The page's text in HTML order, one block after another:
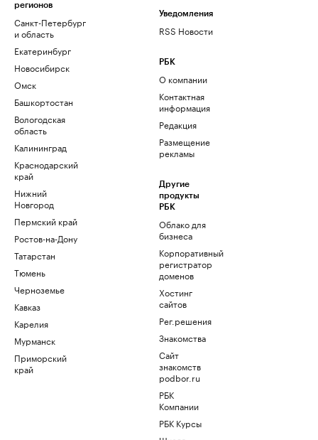
регионов
Санкт-Петербург
и область
Екатеринбург
Новосибирск
Омск
Башкортостан
Вологодская
область
Калининград
Краснодарский
край
Нижний
Новгород
Пермский край
Ростов-на-Дону
Татарстан
Тюмень
Черноземье
Кавказ
Карелия
Мурманск
Приморский
край
Уведомления
RSS Новости
РБК
О компании
Контактная
информация
Редакция
Размещение
рекламы
Другие
продукты
РБК
Облако для
бизнеса
Корпоративный
регистратор
доменов
Хостинг
сайтов
Рег.решения
Знакомства
Сайт
знакомств
podbor.ru
РБК
Компании
РБК Курсы